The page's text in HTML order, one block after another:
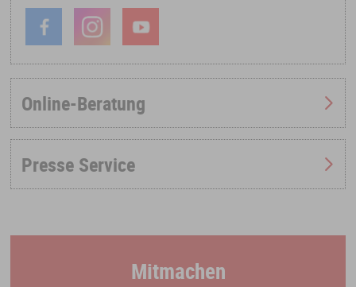
Online-Beratung
Presse Service
Mitmachen